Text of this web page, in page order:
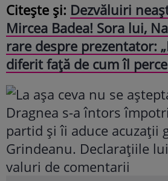
Citește și: Dezvăluiri
Mircea Badea! Sora lui,
rare despre prezentator:
diferit față de cum îl